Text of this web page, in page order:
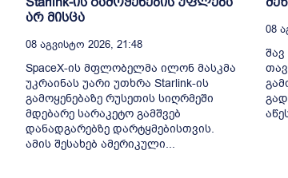
არ მისცა
08 Აგვისტო 2026, 21:48
SpaceX-ის მფლობელმა ილონ მასკმა
უკრაინას უარი უთხრა Starlink-ის
გამოყენებაზე რუსეთის სიღრმეში
მდებარე სარაკეტო გამშვებ
დანადგარებზე დარტყმებისთვის.
ამის შესახებ ამერიკული...
08